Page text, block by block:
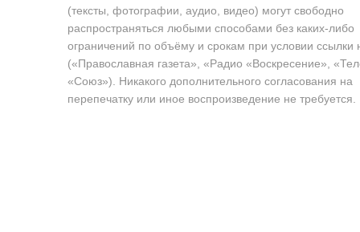
(тексты, фотографии, аудио, видео) могут свободно
распространяться любыми способами без каких-либо
ограничений по объёму и срокам при условии ссылки
(«Православная газета», «Радио «Воскресение»,
«Союз»). Никакого дополнительного согласования на
перепечатку или иное воспроизведение не требуется.